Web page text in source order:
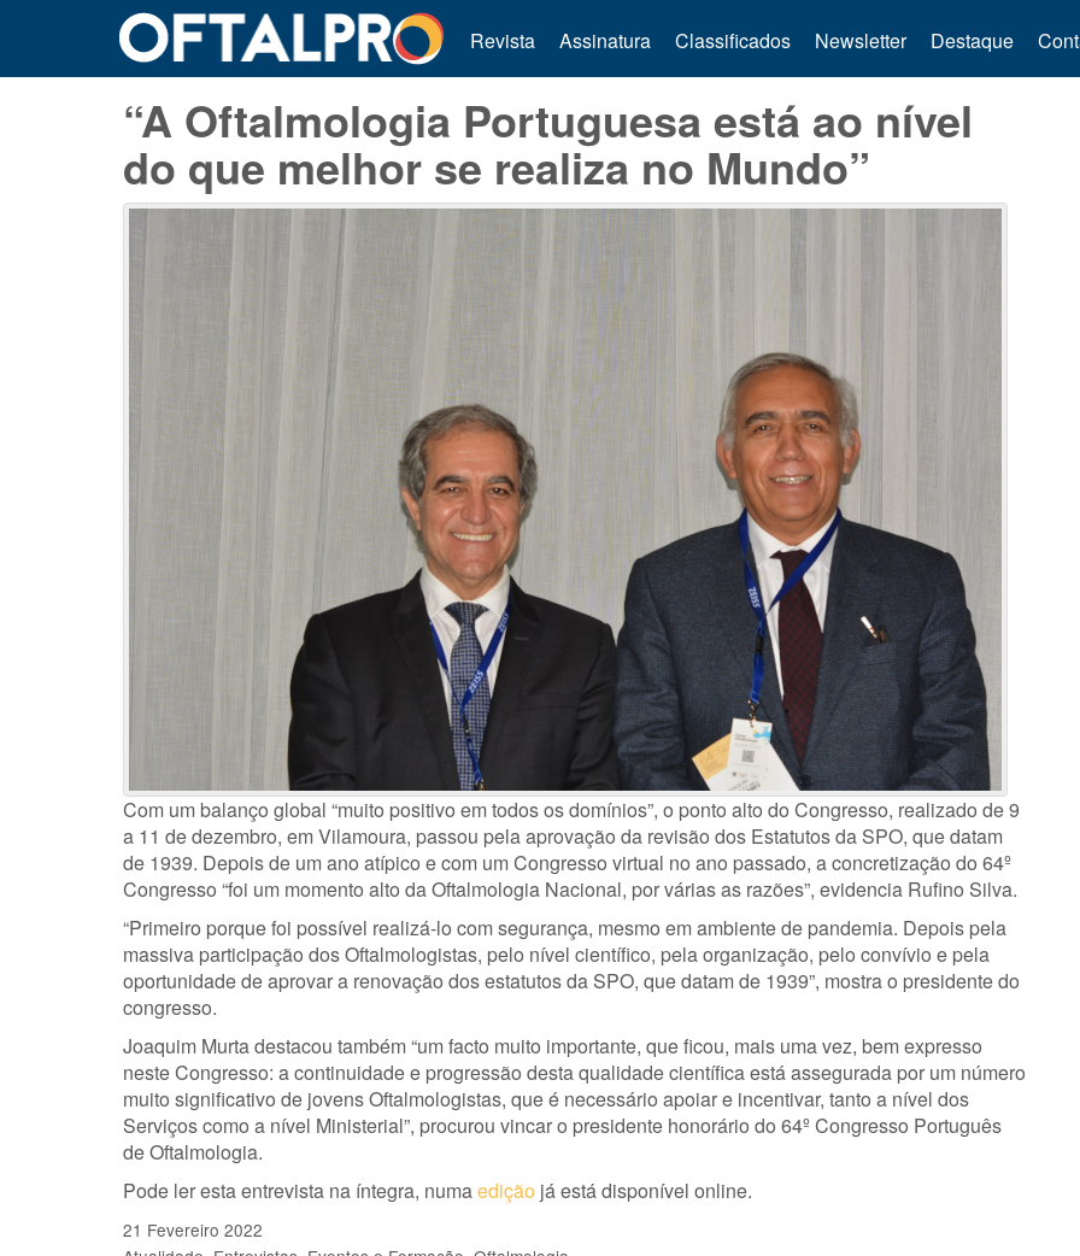
Revista Assinatura Classificados Newsletter Destaque
“A Oftalmologia Portuguesa está ao nível
do que melhor se realiza no Mundo”
Com um balanço global “muito positivo em todos os domínios”, o ponto alto do Congresso, realizado de 9
a 11 de dezembro, em Vilamoura, passou pela aprovação da revisão dos Estatutos da SPO, que datam
de 1939. Depois de um ano atípico e com um Congresso virtual no ano passado, a concretização do 64º
Congresso “foi um momento alto da Oftalmologia Nacional, por várias as razões”, evidencia Rufino Silva.
“Primeiro porque foi possível realizá-lo com segurança, mesmo em ambiente de pandemia. Depois pela
massiva participação dos Oftalmologistas, pelo nível científico, pela organização, pelo convívio e pela
oportunidade de aprovar a renovação dos estatutos da SPO, que datam de 1939”, mostra o presidente do
congresso.
Joaquim Murta destacou também “um facto muito importante, que ficou, mais uma vez, bem expresso
neste Congresso: a continuidade e progressão desta qualidade científica está assegurada por um número
muito significativo de jovens Oftalmologistas, que é necessário apoiar e incentivar, tanto a nível dos
Serviços como a nível Ministerial”, procurou vincar o presidente honorário do 64º Congresso Português
de Oftalmologia.
Pode ler esta entrevista na íntegra, numaedição já está disponível online.
21 Fevereiro 2022